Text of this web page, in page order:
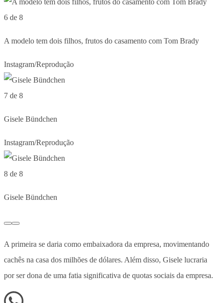
6 de 8
A modelo tem dois filhos, frutos do casamento com Tom Brady
Instagram/Reprodução
7 de 8
Gisele Bündchen
Instagram/Reprodução
8 de 8
Gisele Bündchen
A primeira se daria como embaixadora da empresa, movimentando
cachês na casa dos milhões de dólares. Além disso, Gisele lucraria
por ser dona de uma fatia significativa de quotas sociais da empresa.